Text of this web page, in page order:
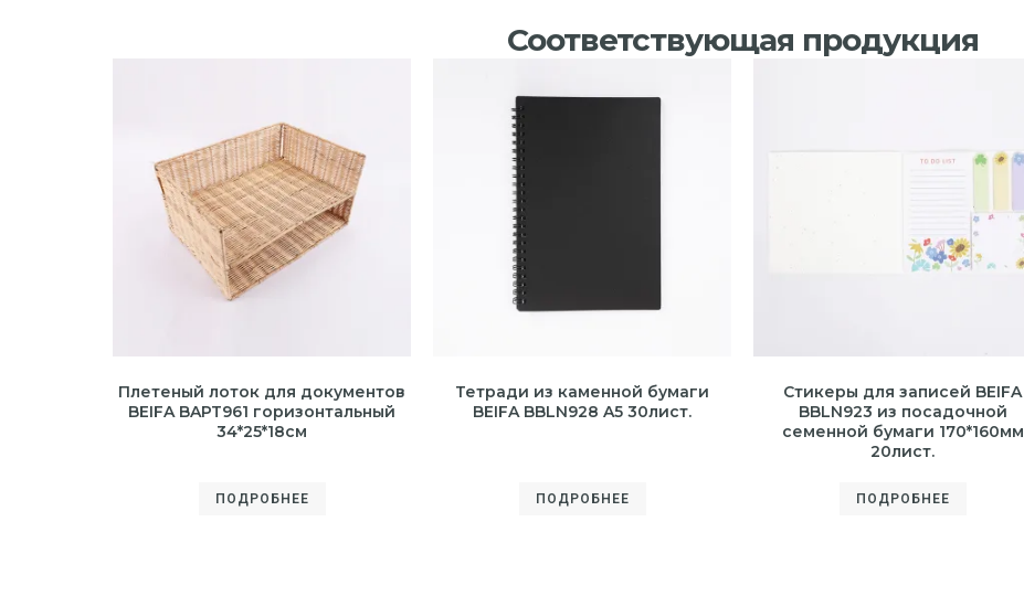
Соответствующая продукция
Плетеный лоток для документов
BEIFA BAPT961 горизонтальный
34*25*18см
ПОДРОБНЕЕ
Тетради из каменной бумаги
BEIFA BBLN928 A5 30лист.
ПОДРОБНЕЕ
Стикеры для записей BEIFA
BBLN923 из посадочной
семенной бумаги 170*160мм
20лист.
ПОДРОБНЕЕ